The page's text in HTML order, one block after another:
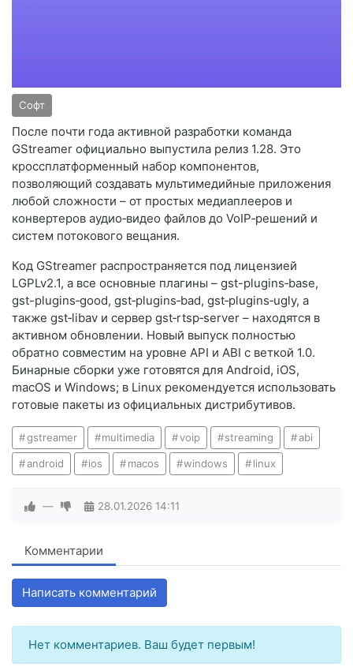
Софт
После почти года активной разработки команда
GStreamer официально выпустила релиз 1.28. Это
кроссплатформенный набор компонентов,
позволяющий создавать мультимедийные приложения
любой сложности – от простых медиаплееров и
конвертеров аудио‑видео файлов до VoIP‑решений и
систем потокового вещания.
Код GStreamer распространяется под лицензией
LGPLv2.1, а все основные плагины – gst-plugins‑base,
gst-plugins‑good, gst‑plugins‑bad, gst‑plugins‑ugly, а
также gst‑libav и сервер gst‑rtsp‑server – находятся в
активном обновлении. Новый выпуск полностью
обратно совместим на уровне API и ABI с веткой 1.0.
Бинарные сборки уже готовятся для Android, iOS,
macOS и Windows; в Linux рекомендуется использовать
готовые пакеты из официальных дистрибутивов.
gstreamer multimedia voip streaming abi
android ios macos windows linux
— 28.01.2026 14:11
Комментарии
Написать комментарий
Нет комментариев. Ваш будет первым!